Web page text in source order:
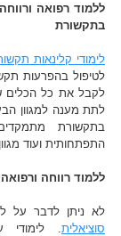
ללמוד רפואה
בתקשורת
לימודי קלינאות
לטיפול בהפרעות
לקבל את כל הכלים
לתת מענה למגוון
בתקשורת מתמקדים
התפתחותית ועוד
ללמוד רווחה
לא ניתן לדבר על
סוציאלית. לימודי